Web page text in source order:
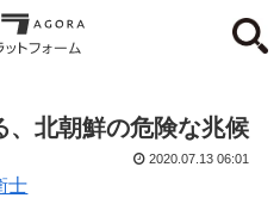
、北朝鮮の危険な兆候
士
2020.07.13 06:01